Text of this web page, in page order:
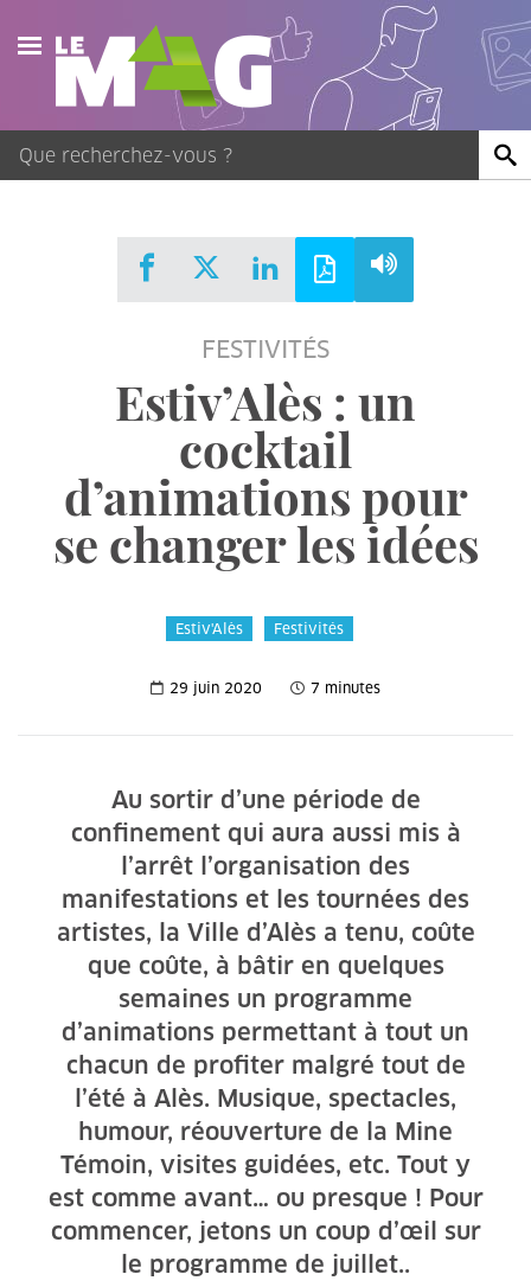
Actualités
Agenda
Publications
FESTIVITÉS
Estiv’Alès : un
cocktail
d’animations pour
se changer les idées
Estiv'Alès Festivités
29 juin 2020 7 minutes
Au sortir d’une période de
confinement qui aura aussi mis à
l’arrêt l’organisation des
manifestations et les tournées des
artistes, la Ville d’Alès a tenu, coûte
que coûte, à bâtir en quelques
semaines un programme
d’animations permettant à tout un
chacun de profiter malgré tout de
l’été à Alès. Musique, spectacles,
humour, réouverture de la Mine
Témoin, visites guidées, etc. Tout y
est comme avant… ou presque ! Pour
commencer, jetons un coup d’œil sur
le programme de juillet..